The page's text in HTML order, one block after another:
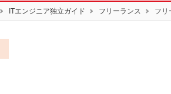
ITエンジニア独立ガイド フリーランス フリ